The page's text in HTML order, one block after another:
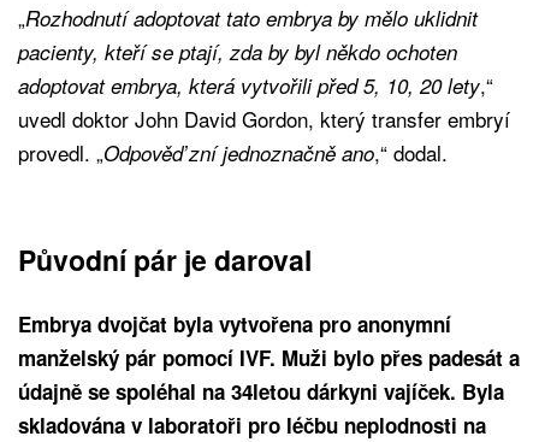
„Rozhodnutí adoptovat tato embrya by mělo uklidnit
pacienty, kteří se ptají, zda by byl někdo ochoten
adoptovat embrya, která vytvořili před 5, 10, 20 lety,“
uvedl doktor John David Gordon, který transfer embryí
provedl. „Odpověď zní jednoznačně ano,“ dodal.
Původní pár je daroval
Embrya dvojčat byla vytvořena pro anonymní
manželský pár pomocí IVF. Muži bylo přes padesát a
údajně se spoléhal na 34letou dárkyni vajíček. Byla
skladována v laboratoři pro léčbu neplodnosti na